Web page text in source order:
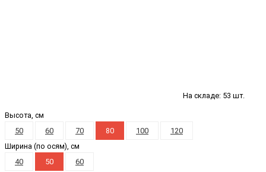
На складе: 53 шт.
Высота, см
50
60 70 80 100
120
Ширина (по осям), см
40
50
60